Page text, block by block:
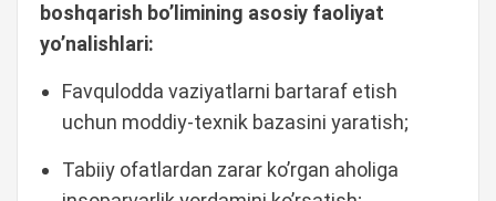
boshqarish bo’limining asosiy faoliyat
yo’nalishlari:
Favqulodda vaziyatlarni bartaraf etish
uchun moddiy-texnik bazasini yaratish;
Tabiiy ofatlardan zarar ko’rgan aholiga